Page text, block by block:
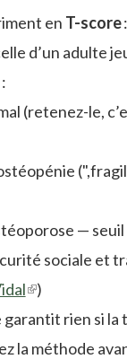
en T-score
d’un adulte
(retenez-le,
—
sociale et
(link
is
external)
)
garantit rien si
la méthode